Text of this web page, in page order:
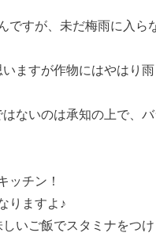
ですが、未だ梅雨に入ら
ますが作物にはやはり
ないのは承知の上で、
ッチン！
りますよ♪
いご飯でスタミナをつけ